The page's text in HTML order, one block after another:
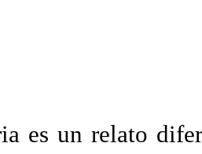
es un relato